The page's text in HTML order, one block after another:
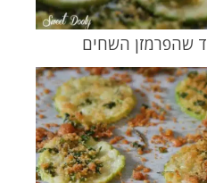
שהפרמזן השחים